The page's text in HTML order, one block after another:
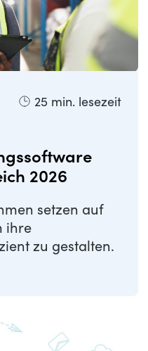
25 min. lesezeit
2026
setzen auf
ihre
zu gestalten.